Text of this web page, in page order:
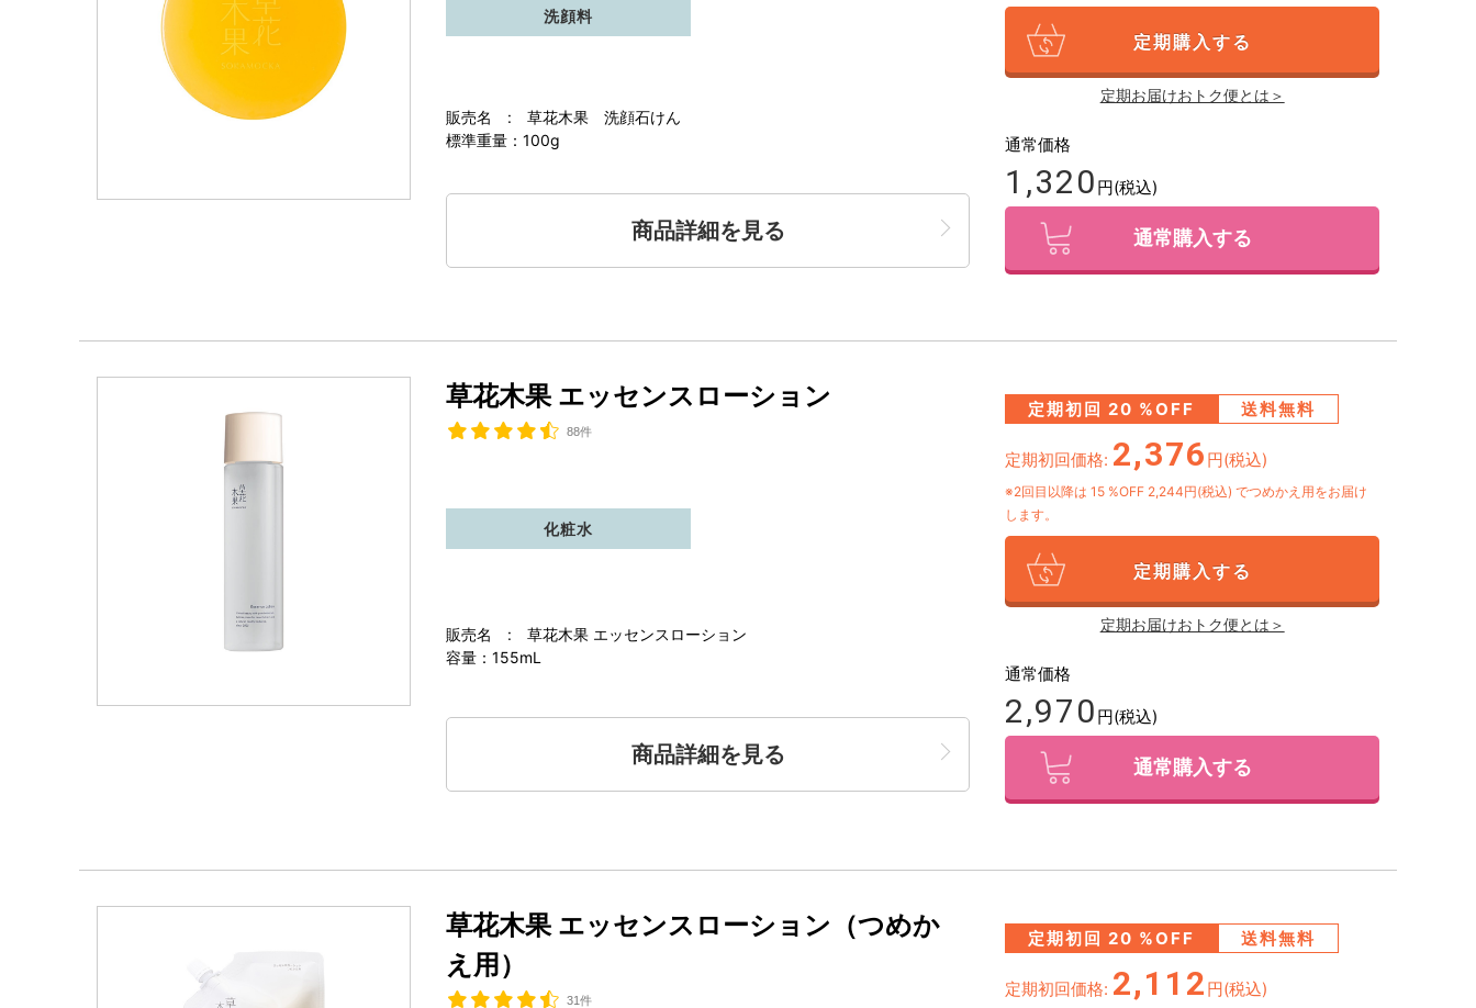
販売名 : 草花木果 洗顔石けん
標準重量：100g
洗顔料
商品詳細を見る
定期購入する
定期お届けおトク便とは＞
通常価格
1,320 円(税込)
通常購入する
草花木果 エッセンスローション
88件
販売名 : 草花木果 エッセンスローション
容量：155mL
化粧水
商品詳細を見る
定期初回 20 %OFF 送料無料
定期初回価格: 2,376 円(税込)
※2回目以降は 15 %OFF 2,244円(税込)でつめかえ用をお届け
します。
定期購入する
定期お届けおトク便とは＞
通常価格
2,970 円(税込)
通常購入する
草花木果 エッセンスローション（つめか
え用）
31件
定期初回 20 %OFF 送料無料
定期初回価格: 2,112 円(税込)